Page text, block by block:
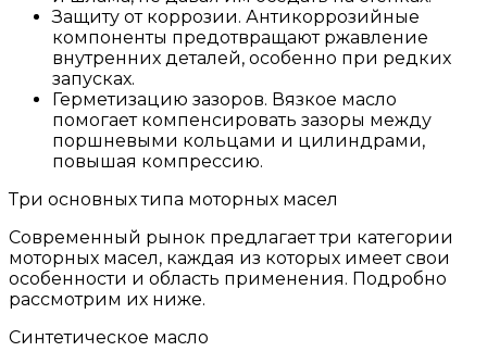
Защиту от коррозии. Антикоррозийные
компоненты предотвращают ржавление
внутренних деталей, особенно при редких
запусках.
Герметизацию зазоров. Вязкое масло
помогает компенсировать зазоры между
поршневыми кольцами и цилиндрами,
повышая компрессию.
Три основных типа моторных масел
Современный рынок предлагает три категории
моторных масел, каждая из которых имеет свои
особенности и область применения. Подробно
рассмотрим их ниже.
Синтетическое масло